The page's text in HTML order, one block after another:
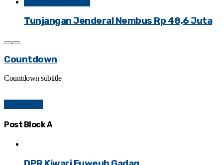
Tunjangan Jenderal Nembus Rp 48,6 Juta
Countdown
Countdown subtitle
Post Block A